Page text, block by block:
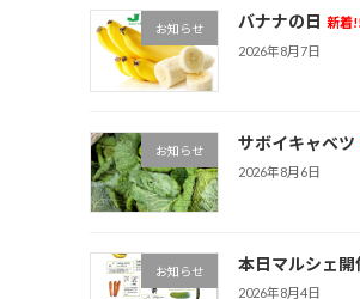
お知らせ バナナの日 新着
2026年8月7日
お知らせ サボイキャベツ
2026年8月6日
お知らせ 本日マルシェ開
2026年8月4日